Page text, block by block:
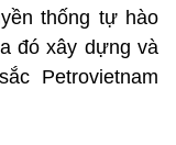
thống tự hào
đó xây dựng và
Petrovietnam